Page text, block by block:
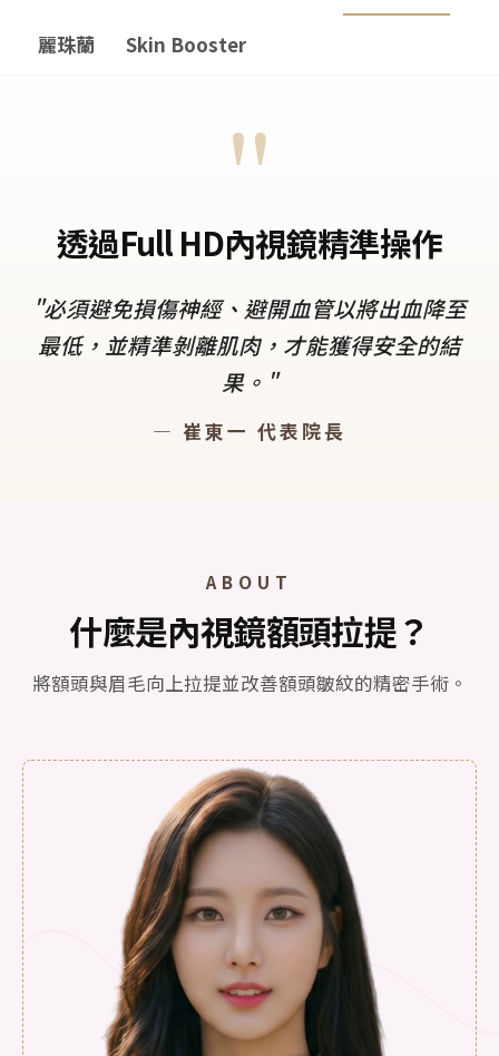
麗珠蘭 Skin Booster
"
透過Full HD內視鏡精準操作
"必須避免損傷神經、避開血管以將出血降至
最低，並精準剝離肌肉，才能獲得安全的結
果。"
— 崔東一 代表院長
ABOUT
什麼是內視鏡額頭拉提？
將額頭與眉毛向上拉提並改善額頭皺紋的精密手術。